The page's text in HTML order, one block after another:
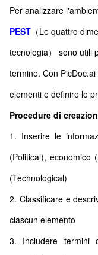
Per analizzare
PEST （Le quattro
tecnologia） sono utili
termine. Con
elementi e definire le
Procedure di
1. Inserire le
(Political), economico
(Technological)
2. Classificare e
ciascun elemento
3. Includere termini